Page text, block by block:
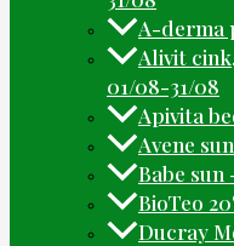
A-derma
Alivit
01/08-31/08
Apivita
Avene
Babe sun
BioTeo
Ducray